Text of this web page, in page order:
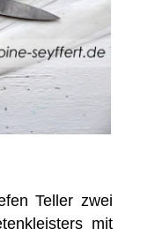
Teller zwei
mit